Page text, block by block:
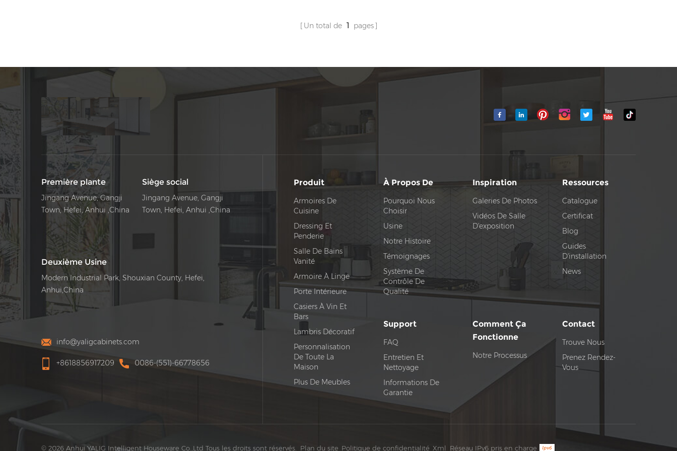
Un total de 1 pages
Première plante
Jingang Avenue, Gangji
Town, Hefei, Anhui ,China
Siège social
Jingang Avenue, Gangji
Town, Hefei, Anhui ,China
Deuxième Usine
Modern Industrial Park, Shouxian County, Hefei,
Anhui,China
info@yaligcabinets.com
+8618856917209 0086-(551)-66778656
Produit
Armoires De
Cuisine
Dressing Et
Penderie
Salle De Bains
Vanité
Armoire À Linge
Porte Intérieure
Casiers À Vin Et
Bars
Lambris Décoratif
Personnalisation
De Toute La
Maison
Plus De Meubles
À Propos De
Pourquoi Nous
Choisir
Usine
Notre Histoire
Témoignages
Système De
Contrôle De
Qualité
Inspiration
Galeries De Photos
Vidéos De Salle
D'exposition
Ressources
Catalogue
Certificat
Blog
Guides
D'installation
News
Support
FAQ
Entretien Et
Nettoyage
Informations De
Garantie
Comment Ça
Fonctionne
Notre Processus
Contact
Trouve Nous
Prenez Rendez-
Vous
© 2026 Anhui YALIG Intelligent Houseware Co.,Ltd Tous les droits sont réservés. Plan du site Politique de confidentialité Xml Réseau IPv6 pris en charge